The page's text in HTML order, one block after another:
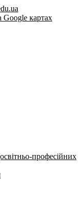
картах
професійних